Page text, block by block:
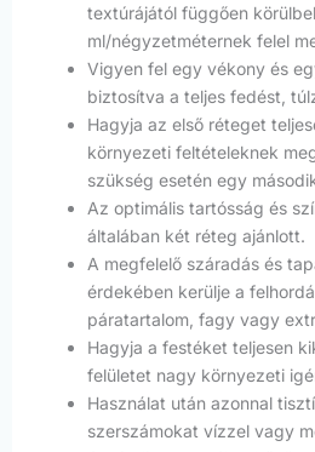
textúrájától függően
ml/négyzetméternek felel
Vigyen fel egy vékony és
biztosítva a teljes fedést,
Hagyja az első réteget
környezeti feltételeknek
szükség esetén egy
Az optimális tartósság és
általában két réteg ajánlott.
A megfelelő száradás és
érdekében kerülje a
páratartalom, fagy vagy
Hagyja a festéket teljesen
felületet nagy környezeti
Használat után azonnal
szerszámokat vízzel vagy